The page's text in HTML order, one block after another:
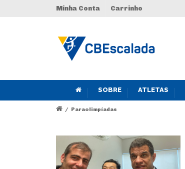
Minha Conta Carrinho
SOBRE ATLETAS
/ Paraolimpíadas